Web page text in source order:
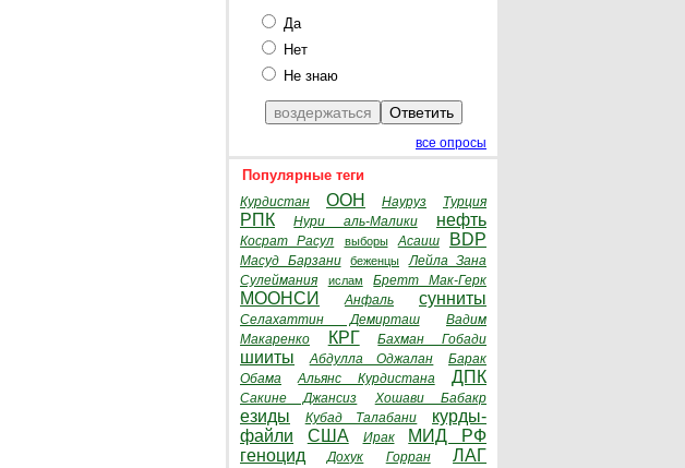
Да
Нет
Не знаю
все опросы
Популярные теги
Курдистан ООН Науруз Турция
РПК Нури аль-Малики нефть
Косрат Расул выборы Асаиш BDP
Масуд Барзани беженцы
Лейла Зана
Сулеймания
ислам Бретт Мак-Герк
МООНСИ Анфаль сунниты
Селахаттин Демирташ
Вадим
Макаренко
КРГ Бахман Гобади
шииты Абдулла Оджалан
Барак
Обама
Альянс Курдистана ДПК
Сакине Джансиз Хошави Бабакр
езиды Кубад Талабани
курды-
файли
США Ирак
МИД РФ
геноцид
Дохук Горран ЛАГ